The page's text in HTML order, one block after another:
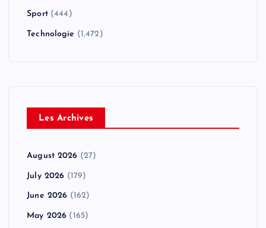
Sport(444)
Technologie (1,472)
Les Archives
August 2026 (27)
July 2026 (179)
June 2026 (162)
May 2026 (165)